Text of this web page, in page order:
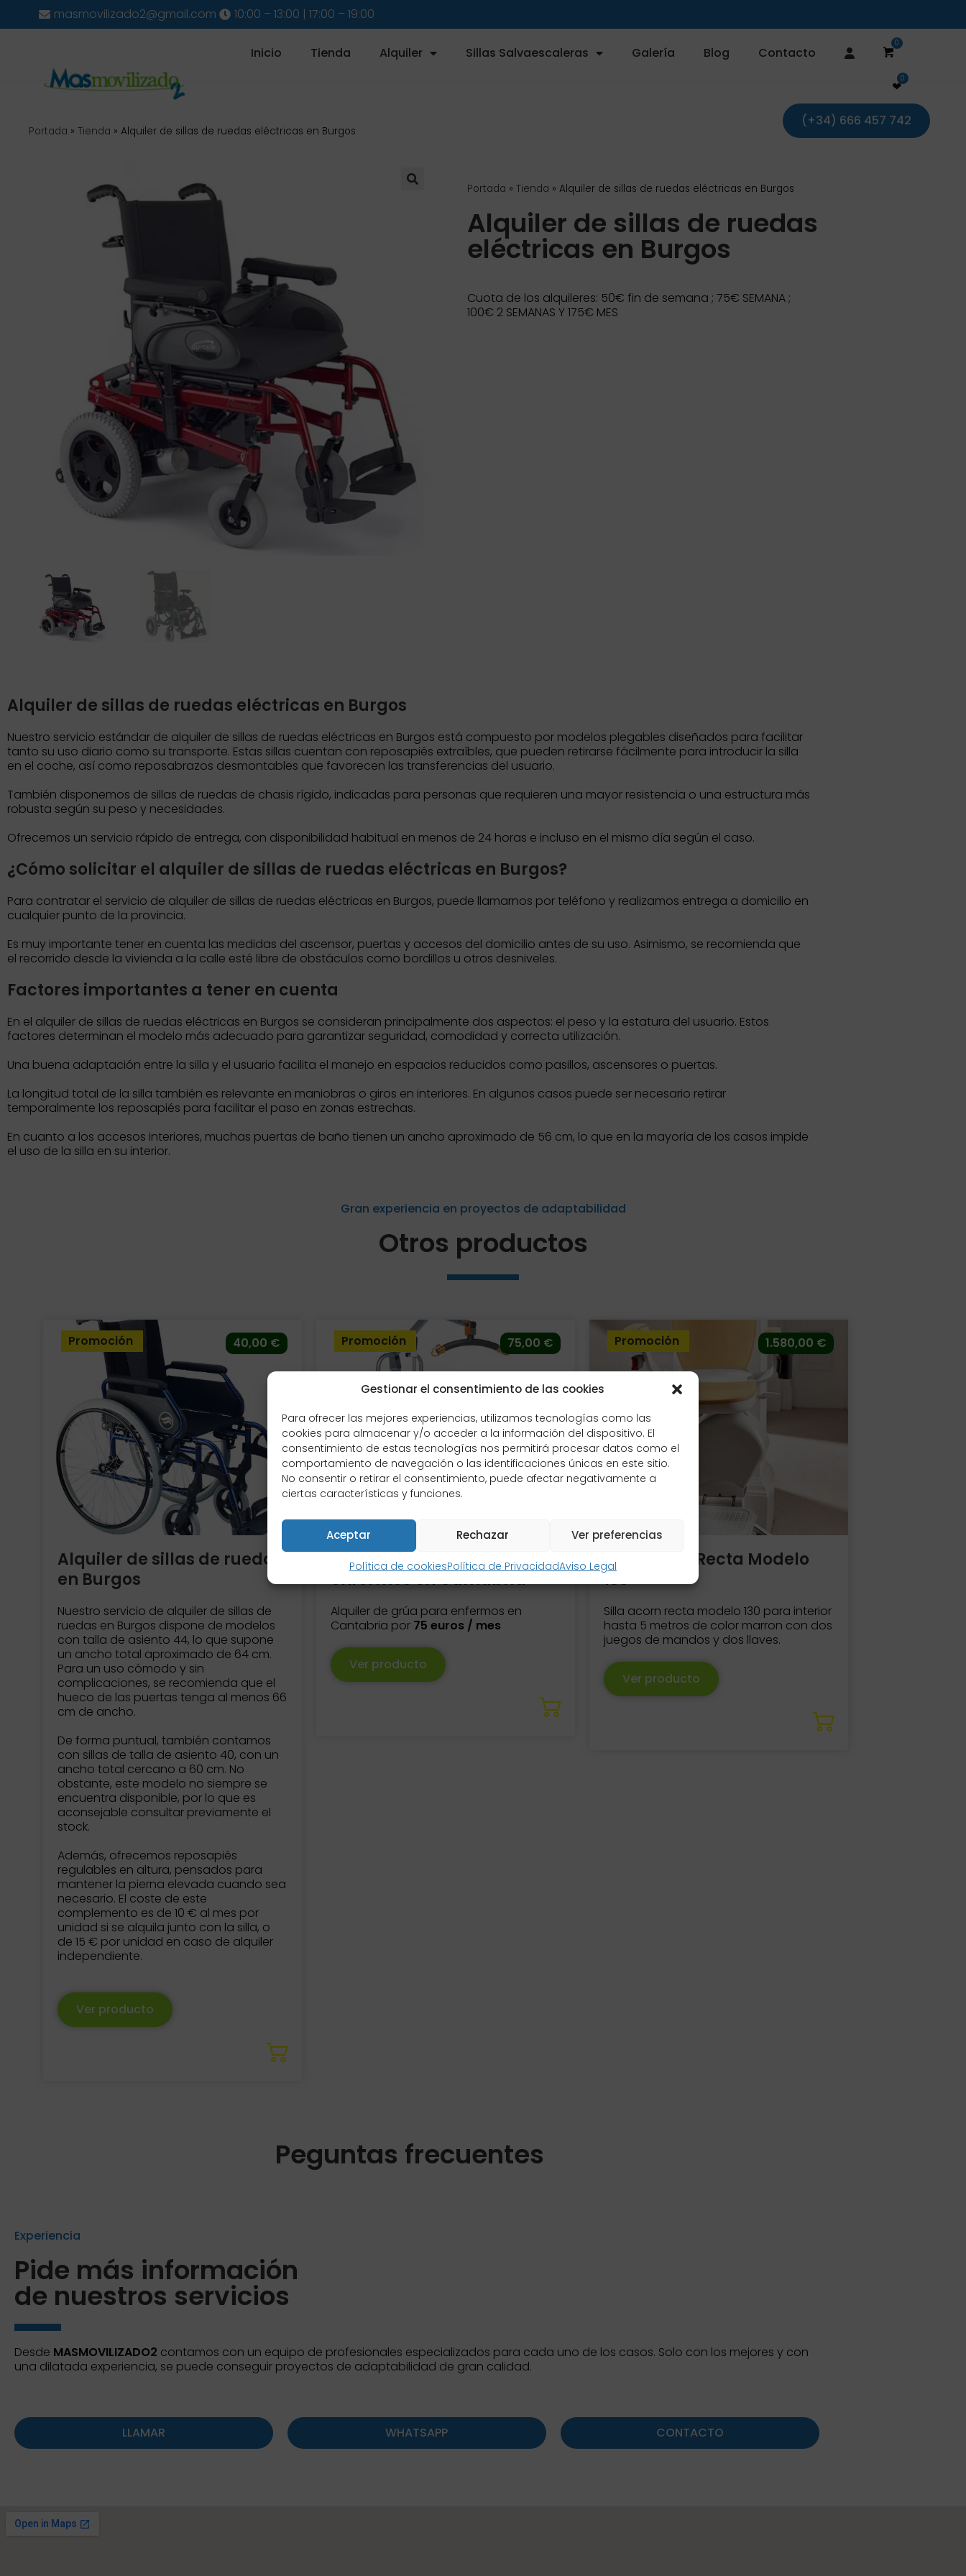
Gestionar el consentimiento de las cookies
Para ofrecer las mejores experiencias, utilizamos tecnologías como las
cookies para almacenar y/o acceder a la información del dispositivo. El
consentimiento de estas tecnologías nos permitirá procesar datos como el
comportamiento de navegación o las identificaciones únicas en este sitio.
No consentir o retirar el consentimiento, puede afectar negativamente a
ciertas características y funciones.
Aceptar Rechazar Ver preferencias
Política de cookiesPolítica de PrivacidadAviso Legal
masmovilizado2@gmail.com 10:00 – 13:00 | 17:00 – 19:00
Inicio Tienda Alquiler Sillas Salvaescaleras Galería Blog Contacto
❤
(+34) 666 457 742
Portada » Tienda » Alquiler de sillas de ruedas eléctricas en Burgos
Portada » Tienda » Alquiler de sillas de ruedas eléctricas en Burgos
Alquiler de sillas de ruedas
eléctricas en Burgos
Cuota de los alquileres: 50€ fin de semana ; 75€ SEMANA ;
100€ 2 SEMANAS Y 175€ MES
Alquiler de sillas de ruedas eléctricas en Burgos
Nuestro servicio estándar de alquiler de sillas de ruedas eléctricas en Burgos está compuesto por modelos plegables diseñados para facilitar
tanto su uso diario como su transporte. Estas sillas cuentan con reposapiés extraíbles, que pueden retirarse fácilmente para introducir la silla
en el coche, así como reposabrazos desmontables que favorecen las transferencias del usuario.
También disponemos de sillas de ruedas de chasis rígido, indicadas para personas que requieren una mayor resistencia o una estructura más
robusta según su peso y necesidades.
Ofrecemos un servicio rápido de entrega, con disponibilidad habitual en menos de 24 horas e incluso en el mismo día según el caso.
¿Cómo solicitar el alquiler de sillas de ruedas eléctricas en Burgos?
Para contratar el servicio de alquiler de sillas de ruedas eléctricas en Burgos, puede llamarnos por teléfono y realizamos entrega a domicilio en
cualquier punto de la provincia.
Es muy importante tener en cuenta las medidas del ascensor, puertas y accesos del domicilio antes de su uso. Asimismo, se recomienda que
el recorrido desde la vivienda a la calle esté libre de obstáculos como bordillos u otros desniveles.
Factores importantes a tener en cuenta
En el alquiler de sillas de ruedas eléctricas en Burgos se consideran principalmente dos aspectos: el peso y la estatura del usuario. Estos
factores determinan el modelo más adecuado para garantizar seguridad, comodidad y correcta utilización.
Una buena adaptación entre la silla y el usuario facilita el manejo en espacios reducidos como pasillos, ascensores o puertas.
La longitud total de la silla también es relevante en maniobras o giros en interiores. En algunos casos puede ser necesario retirar
temporalmente los reposapiés para facilitar el paso en zonas estrechas.
En cuanto a los accesos interiores, muchas puertas de baño tienen un ancho aproximado de 56 cm, lo que en la mayoría de los casos impide
el uso de la silla en su interior.
Gran experiencia en proyectos de adaptabilidad
Otros productos
40,00 €
Promoción
Alquiler de sillas de ruedas
en Burgos
Nuestro servicio de alquiler de sillas de
ruedas en Burgos dispone de modelos
con talla de asiento 44, lo que supone
un ancho total aproximado de 64 cm.
Para un uso cómodo y sin
complicaciones, se recomienda que el
hueco de las puertas tenga al menos 66
cm de ancho.
De forma puntual, también contamos
con sillas de talla de asiento 40, con un
ancho total cercano a 60 cm. No
obstante, este modelo no siempre se
encuentra disponible, por lo que es
aconsejable consultar previamente el
stock.
Además, ofrecemos reposapiés
regulables en altura, pensados para
mantener la pierna elevada cuando sea
necesario. El coste de este
complemento es de 10 € al mes por
unidad si se alquila junto con la silla, o
de 15 € por unidad en caso de alquiler
independiente.
Ver producto
75,00 €
Promoción
Alquiler de grúa para
enfermos en Cantabria
Alquiler de grúa para enfermos en
Cantabria por 75 euros / mes
Ver producto
1.580,00 €
Promoción
Silla Acorn Recta Modelo
130
Silla acorn recta modelo 130 para interior
hasta 5 metros de color marron con dos
juegos de mandos y dos llaves.
Ver producto
Peguntas frecuentes
Experiencia
Pide más información
de nuestros servicios
Desde MASMOVILIZADO2 contamos con un equipo de profesionales especializados para cada uno de los casos. Solo con los mejores y con
una dilatada experiencia, se puede conseguir proyectos de adaptabilidad de gran calidad.
LLAMAR WHATSAPP CONTACTO